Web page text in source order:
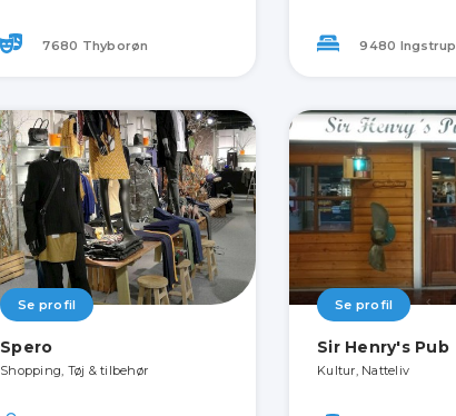
7680 Thyborøn 9480 Ingstrup
Se profil
Spero
Shopping, Tøj & tilbehør
Se profil
Sir Henry's Pub
Kultur, Natteliv